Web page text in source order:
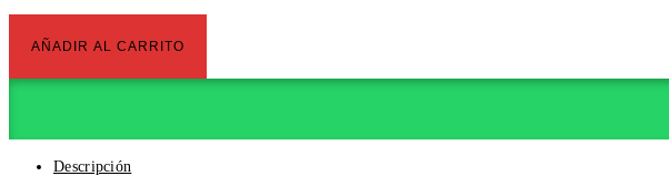
Elástico
AÑADIR AL CARRITO
Descripción